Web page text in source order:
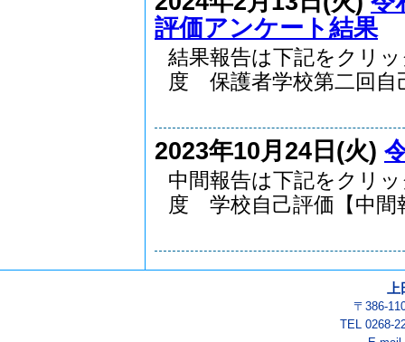
評価アンケート結果
結果報告は下記をクリ
度 保護者学校第二回自
2023年10月24日(火)
中間報告は下記をクリ
度 学校自己評価【中間
〒386-
TEL 0268-